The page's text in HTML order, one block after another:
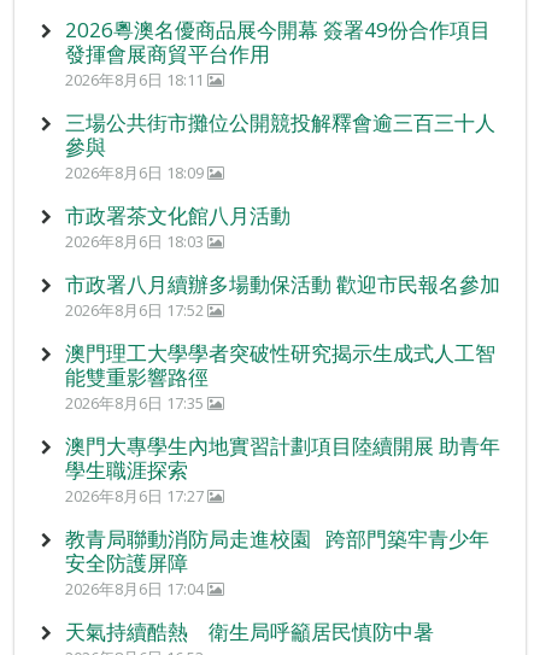
2026粵澳名優商品展今開幕 簽署49份合作項目
發揮會展商貿平台作用
2026年8月6日 18:11
三場公共街市攤位公開競投解釋會逾三百三十人
參與
2026年8月6日 18:09
市政署茶文化館八月活動
2026年8月6日 18:03
市政署八月續辦多場動保活動 歡迎市民報名參加
2026年8月6日 17:52
澳門理工大學學者突破性研究揭示生成式人工智
能雙重影響路徑
2026年8月6日 17:35
澳門大專學生內地實習計劃項目陸續開展 助青年
學生職涯探索
2026年8月6日 17:27
教青局聯動消防局走進校園 跨部門築牢青少年
安全防護屏障
2026年8月6日 17:04
天氣持續酷熱 衛生局呼籲居民慎防中暑